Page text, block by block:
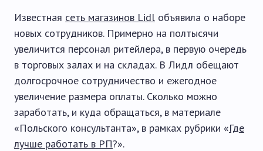
Известная сеть магазинов Lidl объявила о наборе
новых сотрудников. Примерно на полтысячи
увеличится персонал ритейлера, в первую очередь
в торговых залах и на складах. В Лидл обещают
долгосрочное сотрудничество и ежегодное
увеличение размера оплаты. Сколько можно
заработать, и куда обращаться, в материале
«Польского консультанта», в рамках рубрики «Где
лучше работать в РП?».